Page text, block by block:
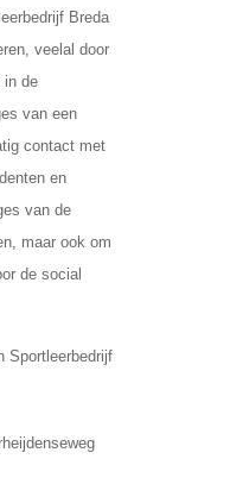
Breda
veelal door
in de
van een
contact met
en
van de
maar ook om
de social
Sportleerbedrijf